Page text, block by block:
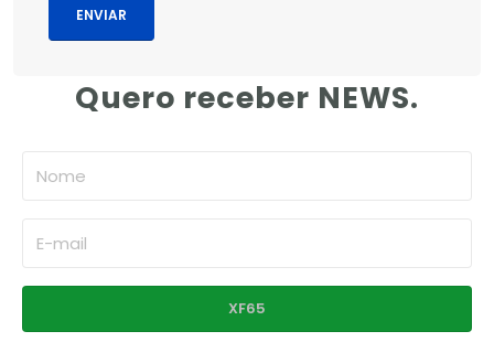
Quero receber NEWS.